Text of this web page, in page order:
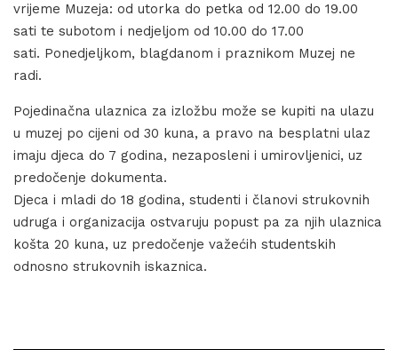
vrijeme Muzeja: od utorka do petka od 12.00 do 19.00
sati te subotom i nedjeljom od 10.00 do 17.00
sati. Ponedjeljkom, blagdanom i praznikom Muzej ne
radi.
Pojedinačna ulaznica za izložbu može se kupiti na ulazu
u muzej po cijeni od 30 kuna, a pravo na besplatni ulaz
imaju djeca do 7 godina, nezaposleni i umirovljenici, uz
predočenje dokumenta.
Djeca i mladi do 18 godina, studenti i članovi strukovnih
udruga i organizacija ostvaruju popust pa za njih ulaznica
košta 20 kuna, uz predočenje važećih studentskih
odnosno strukovnih iskaznica.